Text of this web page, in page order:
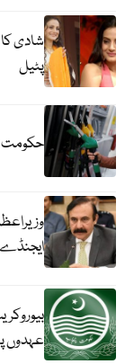
شادی
پٹیل
حکومت
عہدوں